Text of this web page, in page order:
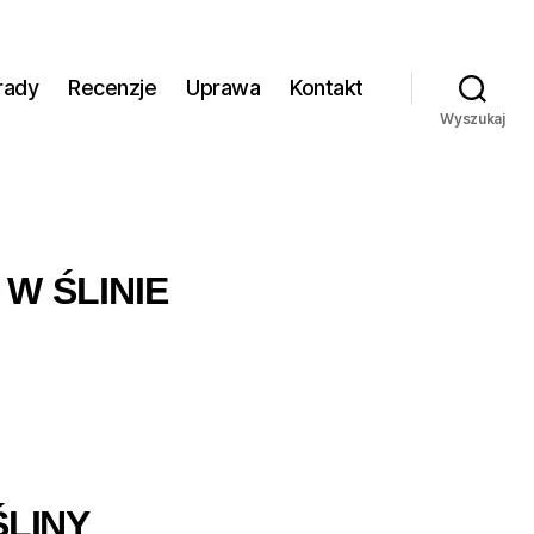
Recenzje Uprawa Kontakt
Wyszukaj
ŚLINIE